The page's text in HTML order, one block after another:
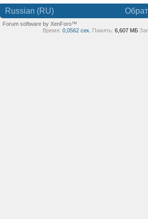
Russian (RU)
Forum software by XenForo™
Время: 0,0562 сек. Память: 6,607 МБ